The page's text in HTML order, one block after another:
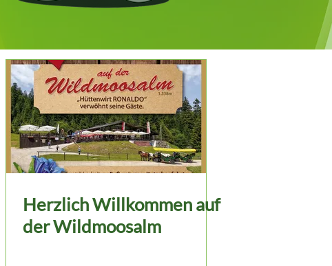
Herzlich Willkommen auf
der Wildmoosalm